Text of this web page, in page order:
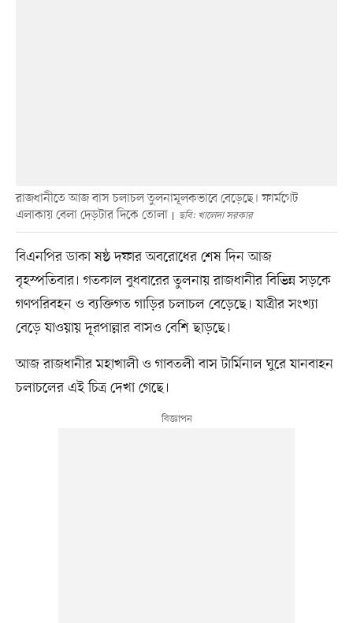
রাজধানীতে আজ বাস চলাচল তুলনামূলকভাবে বেড়েছে। ফার্মগেট
এলাকায় বেলা দেড়টার দিকে তোলা
ছবি: খালেদা সরকার
বিএনপির ডাকা ষষ্ঠ দফার অবরোধের শেষ দিন আজ
বৃহস্পতিবার। গতকাল বুধবারের তুলনায় রাজধানীর বিভিন্ন সড়কে
গণপরিবহন ও ব্যক্তিগত গাড়ির চলাচল বেড়েছে। যাত্রীর সংখ্যা
বেড়ে যাওয়ায় দূরপাল্লার বাসও বেশি ছাড়ছে।
আজ রাজধানীর মহাখালী ও গাবতলী বাস টার্মিনাল ঘুরে যানবাহন
চলাচলের এই চিত্র দেখা গেছে।